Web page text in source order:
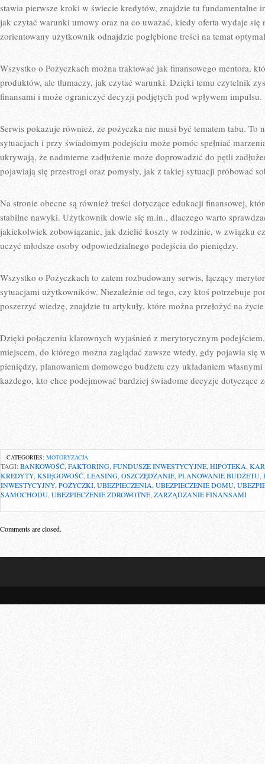
stawia pierwsze kroki w świecie kredytów, znajdzie tu fundamentalne
jak czytać warunki umowy oraz na co uważać, kiedy oferta wydaje
zorientowany użytkownik odnajdzie pogłębione treści na temat
Wszystko o Pożyczkach można traktować jak finansowego mentora,
produktów, ale tłumaczy, jak czytać warunki. Dzięki temu czytelnik
finansami i może ograniczyć decyzji podjętych pod wpływem impulsu.
Serwis pokazuje również, że pożyczka nie musi być tematem tabu. To
sytuacjach i przy świadomym podejściu może pomóc spełniać
ukrywają, że nadmierne zadłużenie może doprowadzić do pętli
pojawiają się przestrogi oraz pomysły, jak z takiej sytuacji próbować
Na stronie obecne są również treści dotyczące edukacji finansowej,
stabilne nawyki. Użytkownik dowie się m.in., dlaczego warto
jakiekolwiek zobowiązanie, jak dzielić koszty w rodzinie, w związku
uczyć młodsze osoby odpowiedzialnego podejścia do pieniędzy.
Wszystko o Pożyczkach to zatem rozbudowany serwis, łączący
sytuacjami użytkowników. Niezależnie od tego, czy ktoś potrzebuje
poszerzyć wiedzę, znajdzie tu artykuły, które można przełożyć na
Dzięki połączeniu klarownych wyjaśnień z merytorycznym
miejscem, do którego można zaglądać zawsze wtedy, gdy pojawia się
pieniędzy, planowaniem domowego budżetu czy układaniem
każdego, kto chce podejmować bardziej świadome decyzje dotyczące
CATEGORIES: MOTORYZACJA
TAGI:BANKOWOŚĆ FAKTORING, FUNDUSZE INWESTYCYJNE, HIPOTEKA,
KREDYTY, KSIĘGOWOŚĆ LEASING OSZCZĘDZANIE PLANOWANIE BUDŻETU
INWESTYCYJNY, POŻYCZKI UBEZPIECZENIA UBEZPIECZENIE DOMU
SAMOCHODU UBEZPIECZENIE ZDROWOTNE ZARZĄDZANIE FINANSAMI
Comments are closed.